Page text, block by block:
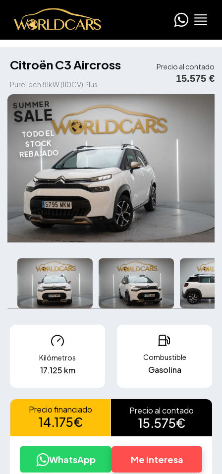
Citroën C3 Aircross
PureTech 81kW (110CV) Plus
Precio al contado
15.575 €
SUMMER
SALE
TODO EL
STOCK
REBAJADO
Kilómetros
17.125 km
Combustible
Gasolina
Precio financiado
14.175€
Precio al contado
15.575€
WhatsApp
Me interesa